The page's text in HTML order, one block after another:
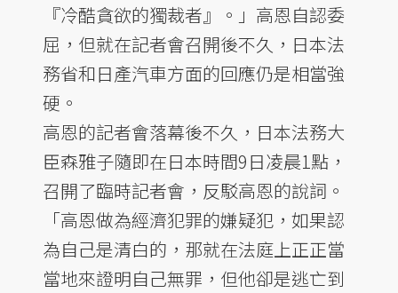
『冷酷貪欲的獨裁者』。」高恩自認委
屈，但就在記者會召開後不久，日本法
務省和日產汽車方面的回應仍是相當強
硬。
高恩的記者會落幕後不久，日本法務大
臣森雅子隨即在日本時間9日凌晨1點，
召開了臨時記者會，反駁高恩的說詞。
「高恩做為經濟犯罪的嫌疑犯，如果認
為自己是清白的，那就在法庭上正正當
當地來證明自己無罪，但他卻是逃亡到